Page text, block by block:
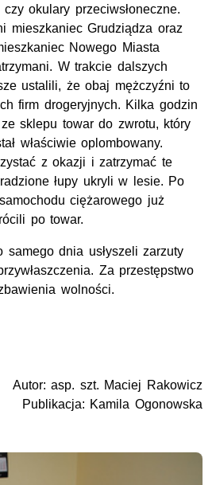
okulary przeciwsłoneczne.
mieszkaniec Grudziądza oraz
Nowego Miasta
W trakcie dalszych
ustalili, że obaj mężczyźni to
firm drogeryjnych. Kilka godzin
sklepu towar do zwrotu, który
właściwie oplombowany.
z okazji i zatrzymać te
łupy ukryli w lesie. Po
ciężarowego już
po towar.
samego dnia usłyszeli zarzuty
Za przestępstwo
wolności.
Autor: asp. szt. Maciej Rakowicz
Publikacja: Kamila Ogonowska